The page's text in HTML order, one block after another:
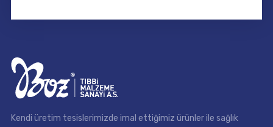
Kendi üretim tesislerimizde imal ettiğimiz ürünler ile sağlık